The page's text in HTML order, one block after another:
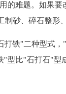
的难题。如果
制砂、碎石整形
铁"二种型式
型比"石打石"型